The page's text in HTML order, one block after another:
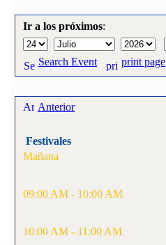
Ir a los próximos:
Search Event print page
Anterior
Festivales
Mañana
09:00 AM - 10:00 AM
10:00 AM - 11:00 AM